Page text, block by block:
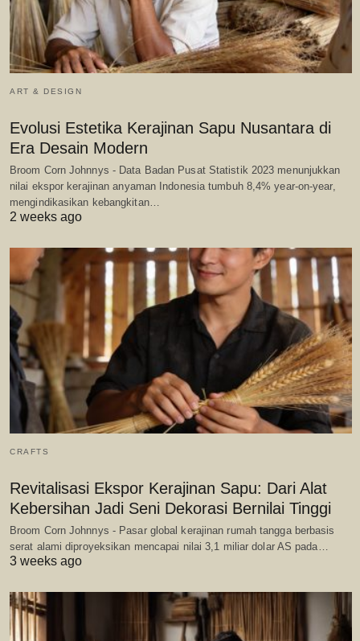
ART & DESIGN
Evolusi Estetika Kerajinan Sapu Nusantara di
Era Desain Modern
Broom Corn Johnnys - Data Badan Pusat Statistik 2023 menunjukkan
nilai ekspor kerajinan anyaman Indonesia tumbuh 8,4% year-on-year,
mengindikasikan kebangkitan…
2 weeks ago
CRAFTS
Revitalisasi Ekspor Kerajinan Sapu: Dari Alat
Kebersihan Jadi Seni Dekorasi Bernilai Tinggi
Broom Corn Johnnys - Pasar global kerajinan rumah tangga berbasis
serat alami diproyeksikan mencapai nilai 3,1 miliar dolar AS pada…
3 weeks ago